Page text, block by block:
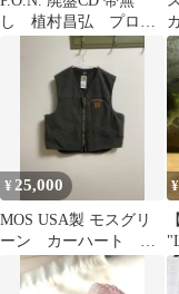
し 植村昌弘 プログ
(
¥25,000
MOS USA製 モスグリ
ーン カーハート ダ
ック ベスト 裏ボア
¥